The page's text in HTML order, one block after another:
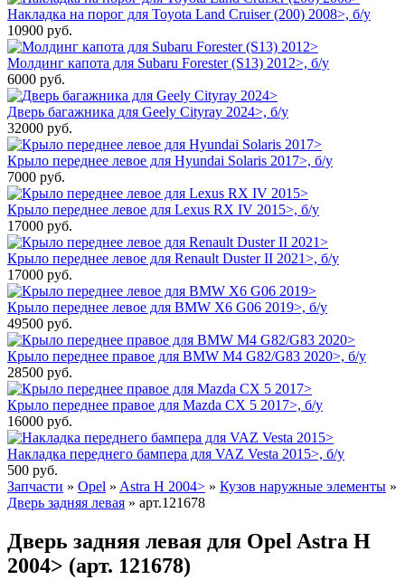
Накладка на порог для Toyota Land Cruiser (200) 2008>, б/у
10900 руб.
Молдинг капота для Subaru Forester (S13) 2012>, б/у
6000 руб.
Дверь багажника для Geely Cityray 2024>, б/у
32000 руб.
Крыло переднее левое для Hyundai Solaris 2017>, б/у
7000 руб.
Крыло переднее левое для Lexus RX IV 2015>, б/у
17000 руб.
Крыло переднее левое для Renault Duster II 2021>, б/у
17000 руб.
Крыло переднее левое для BMW X6 G06 2019>, б/у
49500 руб.
Крыло переднее правое для BMW M4 G82/G83 2020>, б/у
28500 руб.
Крыло переднее правое для Mazda CX 5 2017>, б/у
16000 руб.
Накладка переднего бампера для VAZ Vesta 2015>, б/у
500 руб.
Запчасти » Opel » Astra H 2004> » Кузов наружные элементы »
Дверь задняя левая » арт.121678
Дверь задняя левая для Opel Astra H
2004> (арт. 121678)